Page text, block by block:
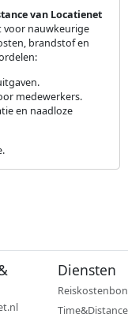
van Locatienet
voor nauwkeurige
brandstof en
medewerkers.
en naadloze
Diensten
Reiskostenbon
Time&Distance